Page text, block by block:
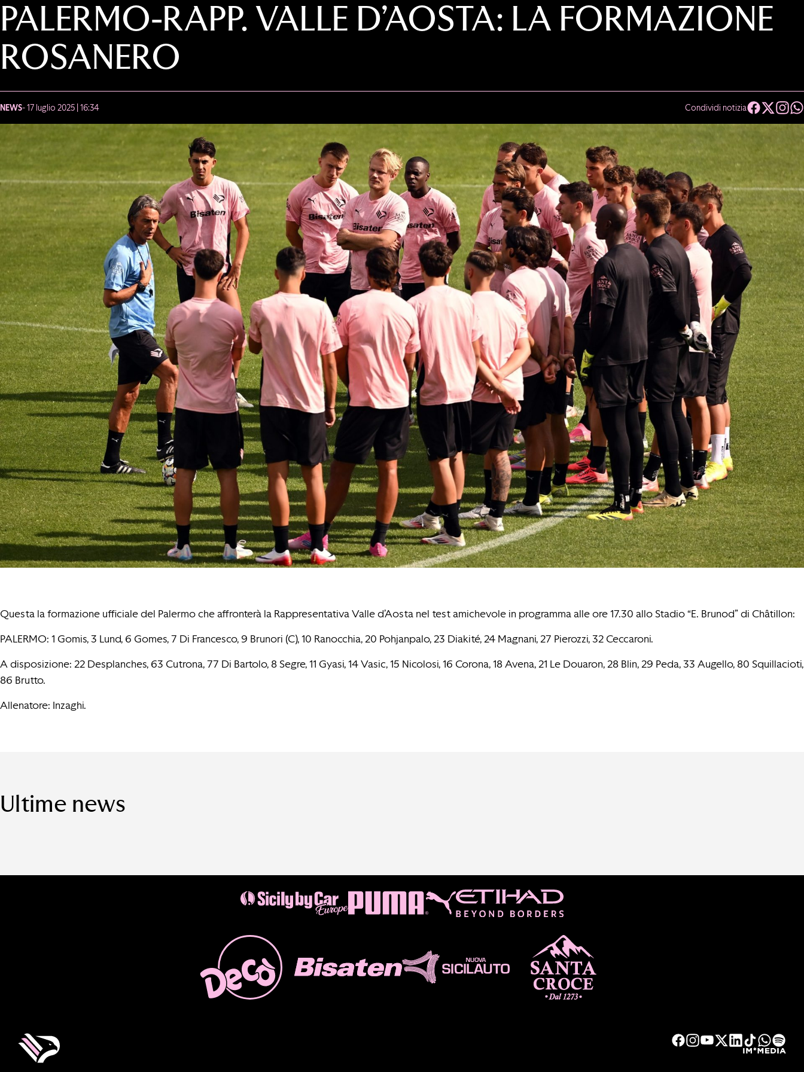
PALERMO-RAPP. VALLE D’AOSTA: LA FORMAZIONE
ROSANERO
NEWS- 17 luglio 2025 | 16:34 Condividi notizia
Questa la formazione ufficiale del Palermo che affronterà la Rappresentativa Valle d’Aosta nel test amichevole in programma alle ore 17.30 allo Stadio “E. Brunod” di Châtillon:
PALERMO: 1 Gomis, 3 Lund, 6 Gomes, 7 Di Francesco, 9 Brunori (C), 10 Ranocchia, 20 Pohjanpalo, 23 Diakité, 24 Magnani, 27 Pierozzi, 32 Ceccaroni.
A disposizione: 22 Desplanches, 63 Cutrona, 77 Di Bartolo, 8 Segre, 11 Gyasi, 14 Vasic, 15 Nicolosi, 16 Corona, 18 Avena, 21 Le Douaron, 28 Blin, 29 Peda, 33 Augello, 80 Squillacioti,
86 Brutto.
Allenatore: Inzaghi.
Ultime news